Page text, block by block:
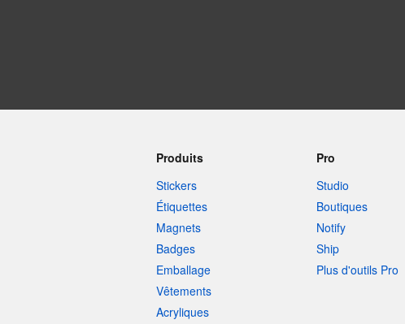
Produits
Stickers
Étiquettes
Magnets
Badges
Emballage
Vêtements
Acryliques
Pro
Studio
Boutiques
Notify
Ship
Plus d'outils Pro